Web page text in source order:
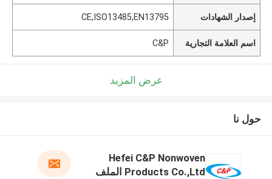
إصدار الشهادات CE,ISO13485,EN13795
اسم العلامة التجارية C&P
عرض المزيد
حول نا
Hefei C&P Nonwoven
Products Co.,Ltd الملف